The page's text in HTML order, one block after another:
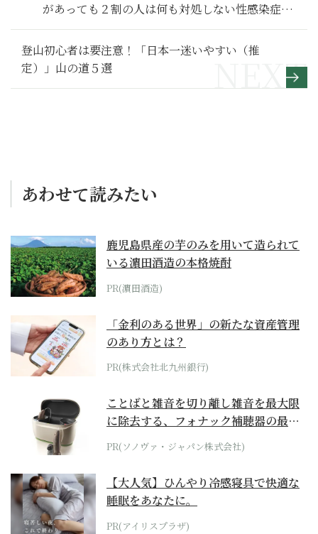
があっても２割の人は何も対処しない性感染症の
現実
登山初心者は要注意！「日本一迷いやすい（推
定）」山の道５選
あわせて読みたい
鹿児島県産の芋のみを用いて造られて
いる濵田酒造の本格焼酎
PR(濵田酒造)
「金利のある世界」の新たな資産管理
のあり方とは？
PR(株式会社北九州銀行)
ことばと雑音を切り離し雑音を最大限
に除去する、フォナック補聴器の最上
位モデル
PR(ソノヴァ・ジャパン株式会社)
【大人気】ひんやり冷感寝具で快適な
睡眠をあなたに。
PR(アイリスプラザ)